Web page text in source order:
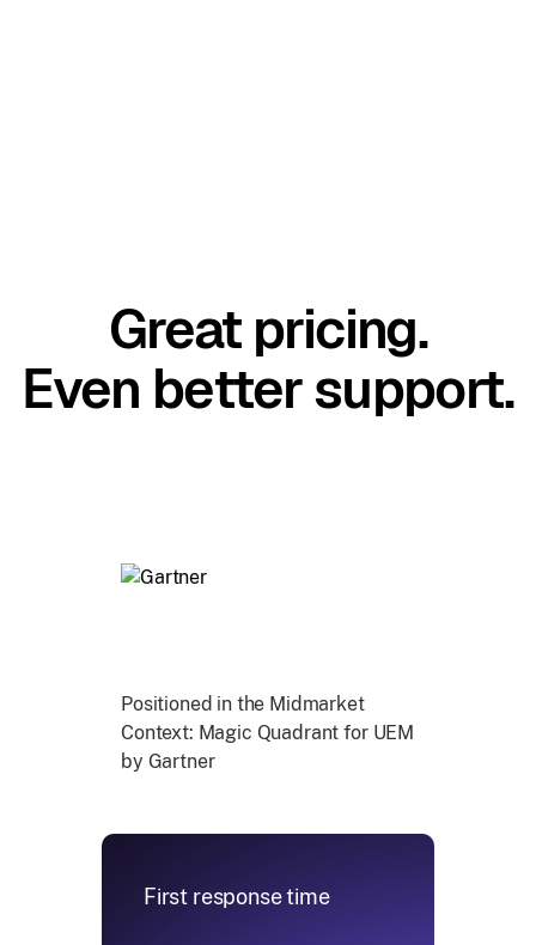
Great pricing.
Even better support.
Positioned in the Midmarket
Context: Magic Quadrant for UEM
by Gartner
First response time